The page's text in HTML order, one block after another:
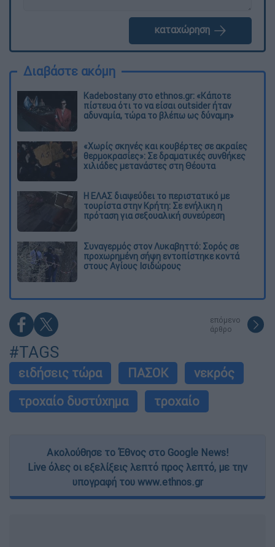
καταχώρηση
Διαβάστε ακόμη
Kadebostany στο ethnos.gr: «Κάποτε
πίστευα ότι το να είσαι outsider ήταν
αδυναμία, τώρα το βλέπω ως δύναμη»
«Χωρίς σκηνές και κουβέρτες σε ακραίες
θερμοκρασίες»: Σε δραματικές συνθήκες
χιλιάδες μετανάστες στη Θέουτα
Η ΕΛΑΣ διαψεύδει το περιστατικό με
τουρίστα στην Κρήτη: Σε ενήλικη η
πρόταση για σεξουαλική συνεύρεση
Συναγερμός στον Λυκαβηττό: Σορός σε
προχωρημένη σήψη εντοπίστηκε κοντά
στους Αγίους Ισιδώρους
επόμενο
άρθρο
#TAGS
ειδήσεις τώρα ΠΑΣΟΚ
νεκρός
τροχαίο δυστύχημα
τροχαίο
Ακολούθησε το Έθνος στο Google News!
Live όλες οι εξελίξεις λεπτό προς λεπτό, με την
υπογραφή του www.ethnos.gr